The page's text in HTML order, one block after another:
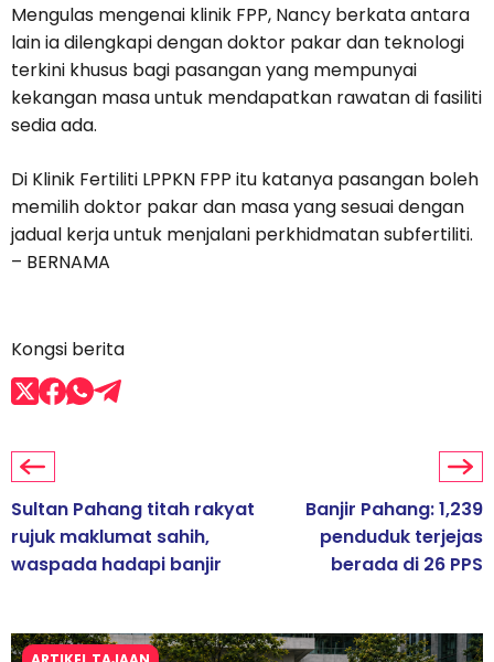
Mengulas mengenai klinik FPP, Nancy berkata antara
lain ia dilengkapi dengan doktor pakar dan teknologi
terkini khusus bagi pasangan yang mempunyai
kekangan masa untuk mendapatkan rawatan di fasiliti
sedia ada.
Di Klinik Fertiliti LPPKN FPP itu katanya pasangan boleh
memilih doktor pakar dan masa yang sesuai dengan
jadual kerja untuk menjalani perkhidmatan subfertiliti.
– BERNAMA
Kongsi berita
Sultan Pahang titah rakyat
rujuk maklumat sahih,
waspada hadapi banjir
Banjir Pahang: 1,239
penduduk terjejas
berada di 26 PPS